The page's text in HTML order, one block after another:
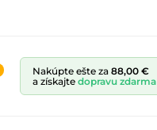
Nakúpte ešte za 88,00 €
a získajte dopravu zdarma